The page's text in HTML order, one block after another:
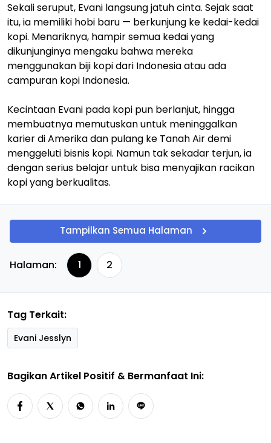
Sekali seruput, Evani langsung jatuh cinta. Sejak saat
itu, ia memiliki hobi baru — berkunjung ke kedai-kedai
kopi. Menariknya, hampir semua kedai yang
dikunjunginya mengaku bahwa mereka
menggunakan biji kopi dari Indonesia atau ada
campuran kopi Indonesia.
Kecintaan Evani pada kopi pun berlanjut, hingga
membuatnya memutuskan untuk meninggalkan
karier di Amerika dan pulang ke Tanah Air demi
menggeluti bisnis kopi. Namun tak sekadar terjun, ia
dengan serius belajar untuk bisa menyajikan racikan
kopi yang berkualitas.
Tampilkan Semua Halaman
Halaman: 1 2
Tag Terkait:
Evani Jesslyn
Bagikan Artikel Positif & Bermanfaat Ini: